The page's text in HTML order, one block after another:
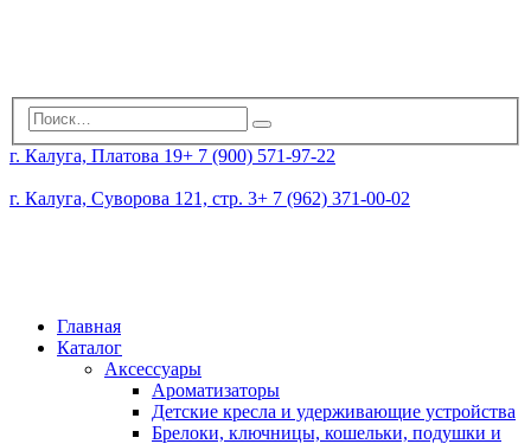
г. Калуга, Платова 19+ 7 (900) 571-97-22
г. Калуга, Суворова 121, стр. 3+ 7 (962) 371-00-02
Главная
Каталог
Аксессуары
Ароматизаторы
Детские кресла и удерживающие устройства
Брелоки, ключницы, кошельки, подушки и